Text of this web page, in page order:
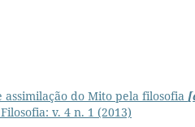
do Mito pela filosofia
v. 4 n. 1 (2013)